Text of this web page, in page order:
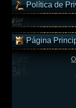
Política de
Página